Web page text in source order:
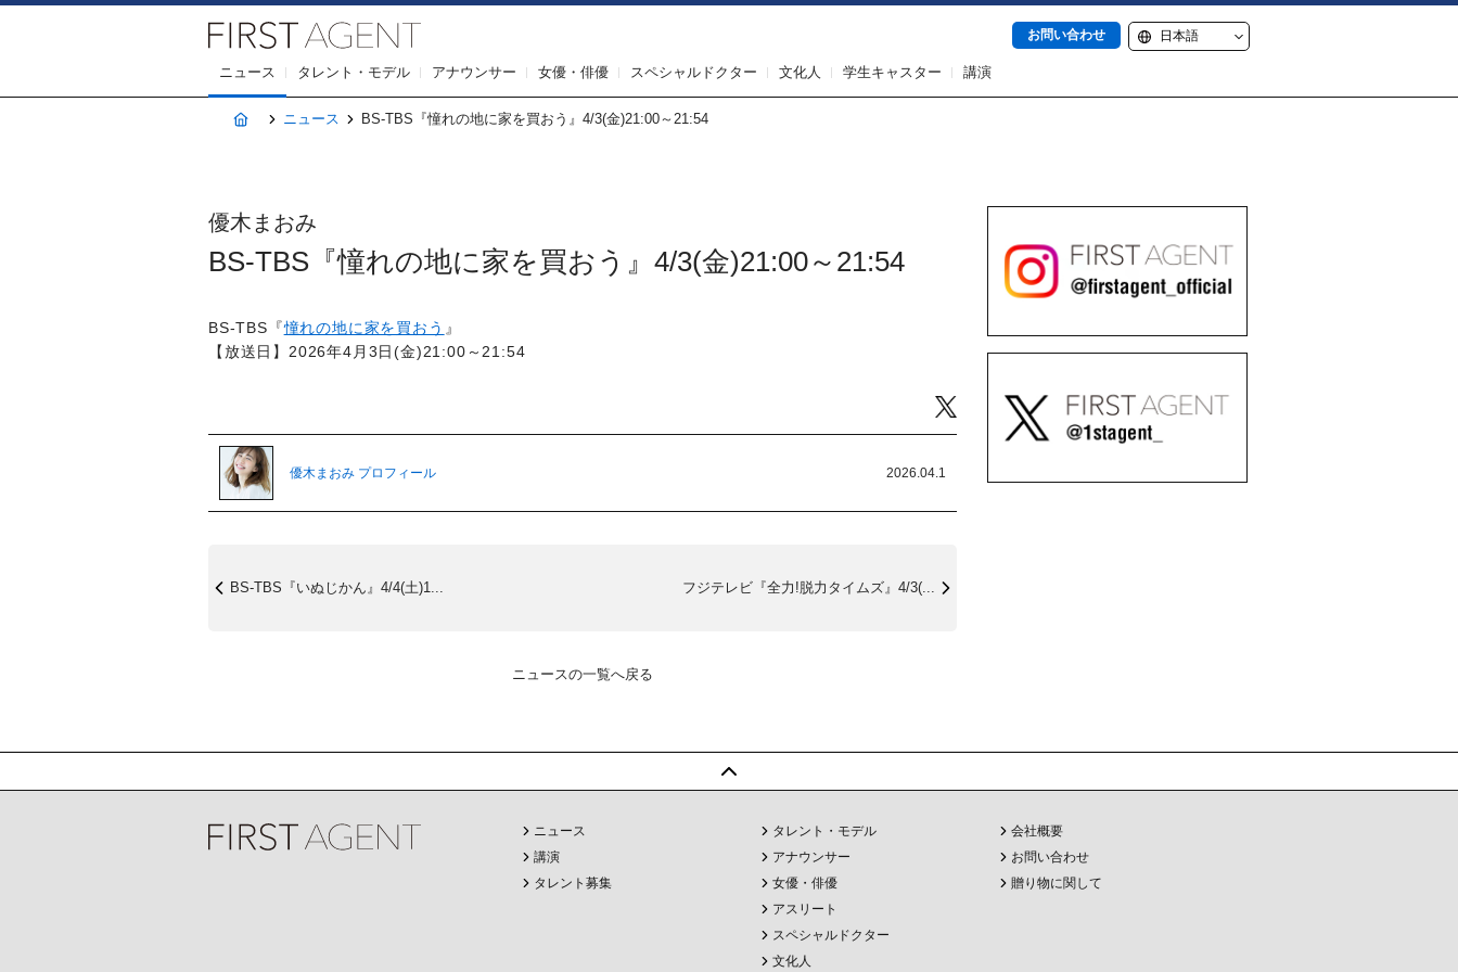
お問い合わせ
ニュース タレント・モデル アナウンサー 女優・俳優 スペシャルドクター 文化人 学生キャスター 講演
ホームニュース BS-TBS『憧れの地に家を買おう』4/3(金)21:00～21:54
優木まおみ
BS-TBS『憧れの地に家を買おう』4/3(金)21:00～21:54
BS-TBS『憧れの地に家を買おう 』
【放送日】2026年4月3日(金)21:00～21:54
優木まおみ プロフィール 2026.04.1
BS-TBS『いぬじかん』4/4(土)1... フジテレビ『全力!脱力タイムズ』4/3(...
ニュースの一覧へ戻る
ニュース
講演
タレント募集
タレント・モデル
アナウンサー
女優・俳優
アスリート
スペシャルドクター
文化人
会社概要
お問い合わせ
贈り物に関して